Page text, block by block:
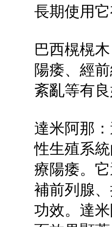
長期使用
巴西榥榥
陽痿、經
紊亂等有
達米阿那
性生殖系
療陽痿。
補前列腺
功效。達